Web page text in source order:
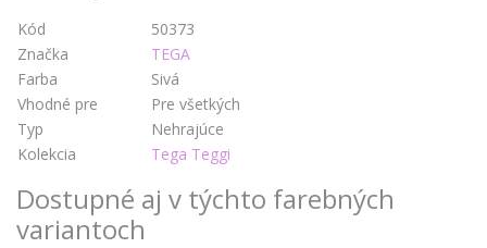
Kód
50373
Značka
TEGA
Farba
Sivá
Vhodné pre
Pre všetkých
Typ
Nehrajúce
Kolekcia
Tega Teggi
Dostupné aj v týchto farebných
variantoch